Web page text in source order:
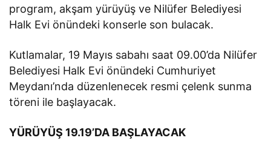
program, akşam yürüyüş ve Nilüfer Belediyesi
Halk Evi önündeki konserle son bulacak.
Kutlamalar, 19 Mayıs sabahı saat 09.00’da Nilüfer
Belediyesi Halk Evi önündeki Cumhuriyet
Meydanı’nda düzenlenecek resmi çelenk sunma
töreni ile başlayacak.
YÜRÜYÜŞ 19.19’DA BAŞLAYACAK